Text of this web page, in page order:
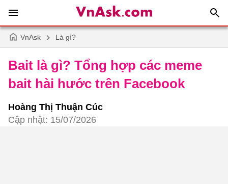
VnAsk Là gì?
Bait là gì? Tổng hợp các meme
bait hài hước trên Facebook
Hoàng Thị Thuận Cúc
Cập nhật: 15/07/2026